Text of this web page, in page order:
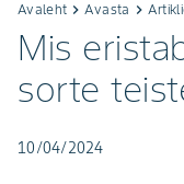
Avaleht keyboard_arrow_rightAvasta keyboard_arrow_right
Mis
sorte
10/04/2024